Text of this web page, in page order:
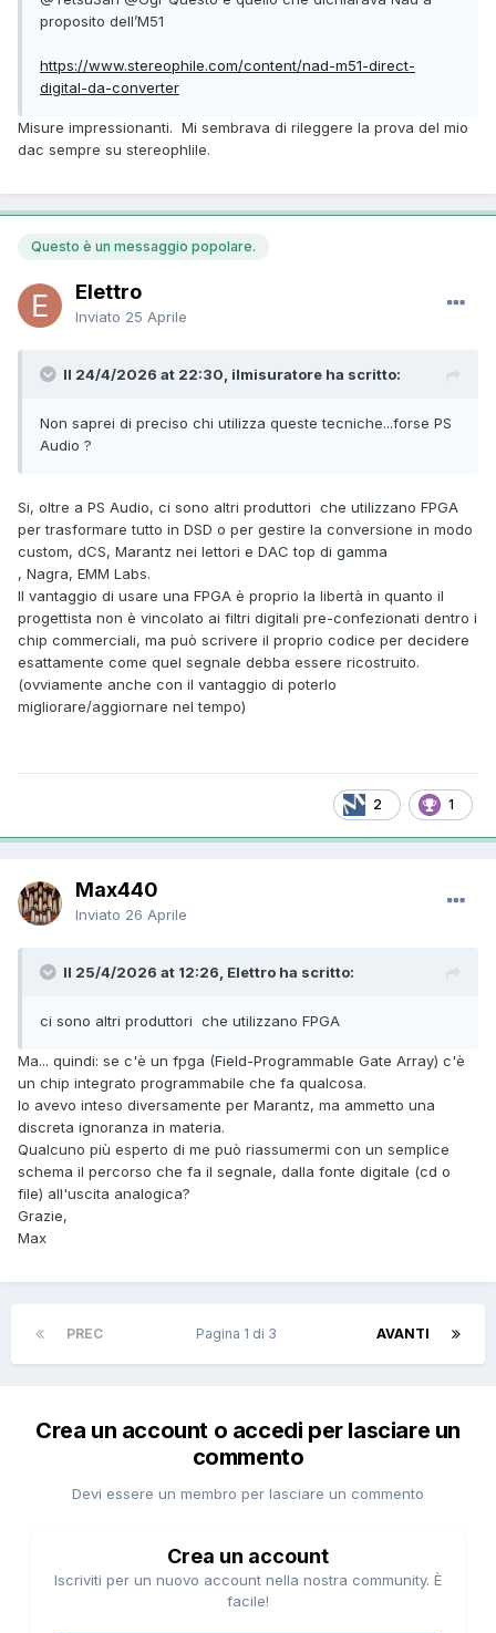
proposito dell’M51
https://www.stereophile.com/content/nad-m51-direct-
digital-da-converter
Misure impressionanti. Mi sembrava di rileggere la prova del mio
dac sempre su stereophlile.
Questo è un messaggio popolare.
Elettro
Inviato 25 Aprile
Il 24/4/2026 at 22:30, ilmisuratore ha scritto:
Non saprei di preciso chi utilizza queste tecniche...forse PS
Audio ?
Si, oltre a PS Audio, ci sono altri produttori che utilizzano FPGA
per trasformare tutto in DSD o per gestire la conversione in modo
custom, dCS, Marantz nei lettori e DAC top di gamma
, Nagra, EMM Labs.
Il vantaggio di usare una FPGA è proprio la libertà in quanto il
progettista non è vincolato ai filtri digitali pre-confezionati dentro i
chip commerciali, ma può scrivere il proprio codice per decidere
esattamente come quel segnale debba essere ricostruito.
(ovviamente anche con il vantaggio di poterlo
migliorare/aggiornare nel tempo)
2 1
Max440
Inviato 26 Aprile
Il 25/4/2026 at 12:26, Elettro ha scritto:
ci sono altri produttori che utilizzano FPGA
Ma... quindi: se c'è un fpga (Field-Programmable Gate Array) c'è
un chip integrato programmabile che fa qualcosa.
Io avevo inteso diversamente per Marantz, ma ammetto una
discreta ignoranza in materia.
Qualcuno più esperto di me può riassumermi con un semplice
schema il percorso che fa il segnale, dalla fonte digitale (cd o
file) all'uscita analogica?
Grazie,
Max
PREC AVANTI
Pagina 1 di 3
Crea un account o accedi per lasciare un
commento
Devi essere un membro per lasciare un commento
Crea un account
Iscriviti per un nuovo account nella nostra community. È
facile!